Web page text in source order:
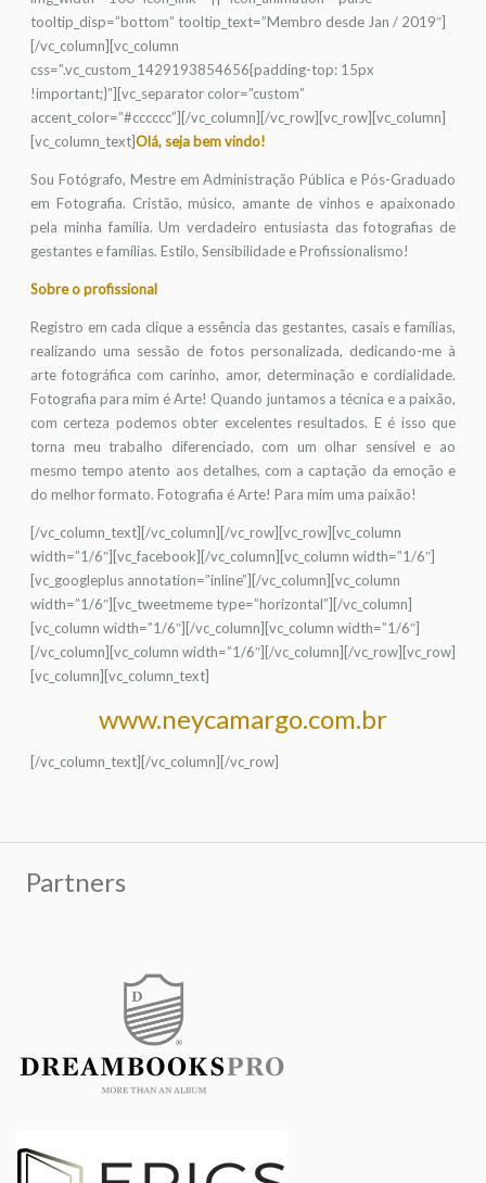
tooltip_disp=”bottom” tooltip_text=”Membro desde Jan / 2019″]
[/vc_column][vc_column
css=”.vc_custom_1429193854656{padding-top: 15px
!important;}”][vc_separator color=”custom”
accent_color=”#cccccc”][/vc_column][/vc_row][vc_row][vc_column]
[vc_column_text]Olá, seja bem vindo!
Sou Fotógrafo, Mestre em Administração Pública e Pós-Graduado
em Fotografia. Cristão, músico, amante de vinhos e apaixonado
pela minha família. Um verdadeiro entusiasta das fotografias de
gestantes e famílias. Estilo, Sensibilidade e Profissionalismo!
Sobre o profissional
Registro em cada clique a essência das gestantes, casais e famílias,
realizando uma sessão de fotos personalizada, dedicando-me à
arte fotográfica com carinho, amor, determinação e cordialidade.
Fotografia para mim é Arte! Quando juntamos a técnica e a paixão,
com certeza podemos obter excelentes resultados. E é isso que
torna meu trabalho diferenciado, com um olhar sensível e ao
mesmo tempo atento aos detalhes, com a captação da emoção e
do melhor formato. Fotografia é Arte! Para mim uma paixão!
[/vc_column_text][/vc_column][/vc_row][vc_row][vc_column
width=”1/6″][vc_facebook][/vc_column][vc_column width=”1/6″]
[vc_googleplus annotation=”inline”][/vc_column][vc_column
width=”1/6″][vc_tweetmeme type=”horizontal”][/vc_column]
[vc_column width=”1/6″][/vc_column][vc_column width=”1/6″]
[/vc_column][vc_column width=”1/6″][/vc_column][/vc_row][vc_row]
[vc_column][vc_column_text]
www.neycamargo.com.br
[/vc_column_text][/vc_column][/vc_row]